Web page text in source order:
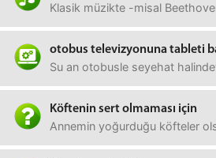
Klasik müzikte -misal
otobus televizyonuna tableti
Su an otobusle seyehat
Köftenin sert olmaması için
Annemin yoğurduğu köfteler